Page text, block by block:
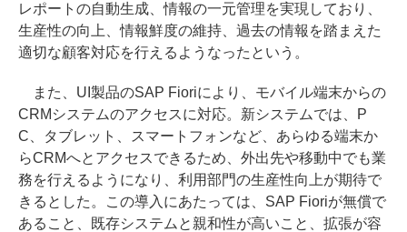
レポートの自動生成、情報の一元管理を実現しており、
生産性の向上、情報鮮度の維持、過去の情報を踏まえた
適切な顧客対応を行えるようなったという。
また、UI製品のSAP Fioriにより、モバイル端末からの
CRMシステムのアクセスに対応。新システムでは、P
C、タブレット、スマートフォンなど、あらゆる端末か
らCRMへとアクセスできるため、外出先や移動中でも業
務を行えるようになり、利用部門の生産性向上が期待で
きるとした。この導入にあたっては、SAP Fioriが無償で
あること、既存システムと親和性が高いこと、拡張が容